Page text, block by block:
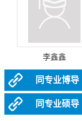
李鑫鑫
同专业博导
同专业硕导